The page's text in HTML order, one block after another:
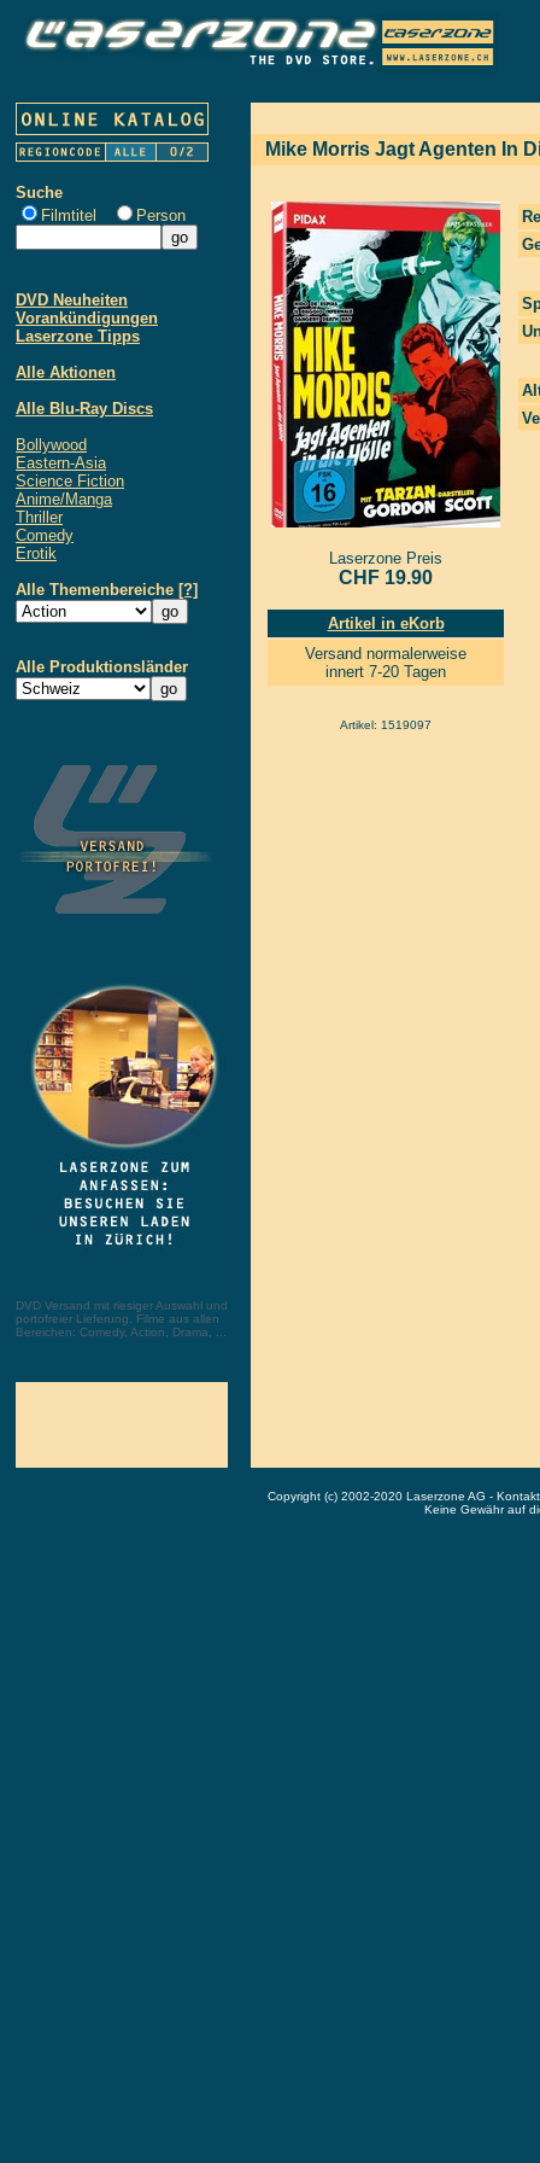
Suche
Filmtitel
Person
DVD Neuheiten
Vorankündigungen
Laserzone Tipps
Alle Aktionen
Alle Blu-Ray Discs
Bollywood
Eastern-Asia
Science Fiction
Anime/Manga
Thriller
Comedy
Erotik
Alle Themenbereiche [?]
Alle Produktionsländer
DVD Versand mit riesiger Auswahl und
portofreier Lieferung. Filme aus allen
Bereichen: Comedy, Action, Drama, ...
Mike Morris Jagt Agenten In
Laserzone Preis
CHF 19.90
Artikel in eKorb
Versand normalerweise
innert 7-20 Tagen
Artikel: 1519097
Copyright (c) 2002-2020 Laserzone AG -
Keine Gewähr auf